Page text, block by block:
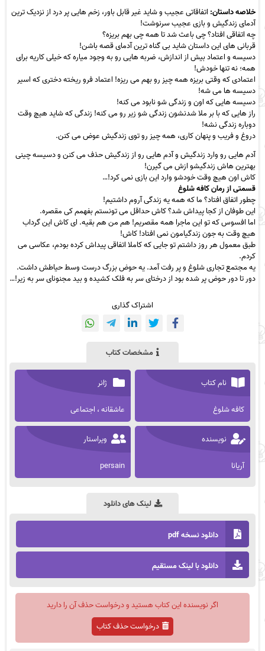
خلاصه داستان: اتفاقاتی عجیب و شاید غیر قابل باور، زخم هایی پر درد از نزدیک ترین
آدمای زندگیش و بازی عجیب سرنوشت!
چه اتفاقی افتاد؟ چی باعث شد تا همه چی بهم بریزه؟
قربانی های این داستان شاید بی گناه ترین آدمای قصه باشن!
دسیسه و اعتماد بیش از اندازش، ضربه هایی رو به وجود میاره که خیلی کاریه برای
همه؛ نه تنها خودش!
اعتمادی که وقتی بریزه همه چیز رو بهم می ریزه! اعتماد فرو ریخته دختری که اسیر
دسیسه ها می شه!
دسیسه هایی که اون و زندگی شو نابود می کنه!
راز هایی که با بر ملا شدنشون زندگی شو زیر رو می کنه! زندگی که شاید هیچ وقت
دوباره زندگی نشه!
دروغ و فریب و پنهان کاری، همه چیز رو توی زندگیش عوض می کنن.
آدم هایی رو وارد زندگیش و آدم هایی رو از زندگیش حذف می کنن و دسیسه چینی
بهترین هاش زندگیشو ازش می گیرن!
کاش اون هیچ وقت خودشو وارد این بازی نمی کرد!…
قسمتی از رمان کافه شلوغ
چطور اتفاق افتاد؟ ما که همه یه زندگی آروم داشتیم!
این طوفان از کجا پیداش شد؟ کاش حداقل می تونستم بفهمم کی مقصره.
اما افسوس که تو این ماجرا همه مقصریم! هم من هم بقیه. ای کاش این گرداب
هیچ وقت به جون زندگیامون نمی افتاد! کاش!
طبق معمول هر روز داشتم تو جایی که کاملا اتفاقی پیداش کرده بودم، عکاسی می
کردم.
یه مجتمع تجاری شلوغ و پر رفت آمد. یه حوض بزرگ درست وسط حیاطش داشت.
دور تا دور حوض پر شده بود از درختای سر به فلک کشیده و بید مجنونای سر به زیر!…
اشتراک گذاری
مشخصات کتاب
نام کتاب
کافه شلوغ
ژانر
عاشقانه ، اجتماعی
نویسنده
آریانا
ویراستار
persain
لینک های دانلود
دانلود نسخه pdf
دانلود با لینک مستقیم
اگر نویسنده این کتاب هستید و درخواست حذف آن را دارید
درخواست حذف کتاب